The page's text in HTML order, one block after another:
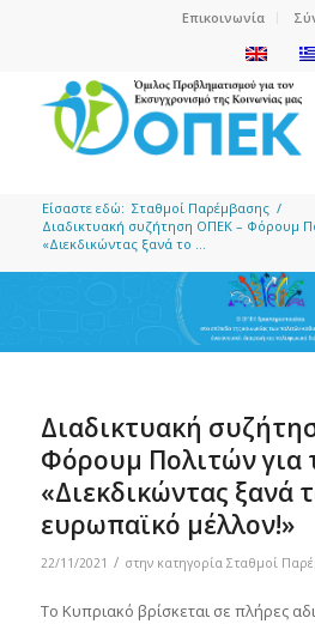
Επικοινωνία
Είσαστε εδώ: Σταθμοί Παρέμβασης /
Διαδικτυακή συζήτηση ΟΠΕΚ – Φόρουμ
«Διεκδικώντας ξανά το ...
Διαδικτυακή
Φόρουμ Πολιτών για
«Διεκδικώντας ξανά
ευρωπαϊκό μέλλον!»
22/11/2021 / στην κατηγορία Σταθμοί
To Κυπριακό βρίσκεται σε πλήρες